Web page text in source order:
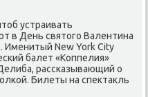
устраивать
в День святого Валентина
Именитый New York City
балет «Коппелия»
рассказывающий о
Билеты на спектакль